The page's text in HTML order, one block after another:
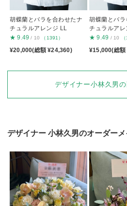
胡蝶蘭とバラを合わせたナ
チュラルアレンジ LL
★ 9.49 / 10 （1391）
¥20,000(総額 ¥24,360)
胡蝶蘭とバ
チュラルア
★ 9.49 / 10
¥15,000(総
デザイナー小林久男
デザイナー 小林久男のオーダーメ